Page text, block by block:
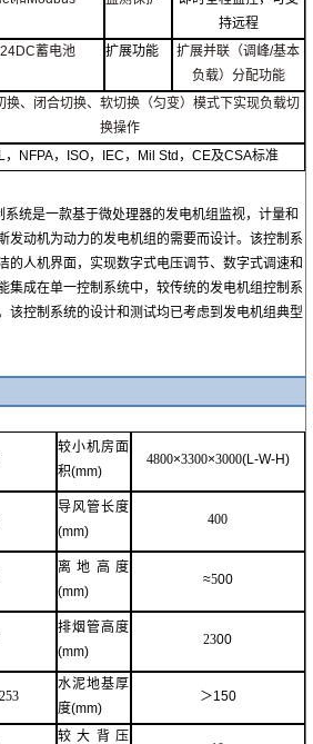
持远程
24DC蓄电池 扩展功能 扩展并联（调峰/基本
负载） 分配功能
换、 闭合切换、 软切换（匀变） 模式下实现负载切
换操作
， NFPA， ISO， IEC ， Mil Std ， CE及CSA标准
系统是一款基于微处理器的发电机组监视，计量和
发动机为动力的发电机组的需要而设计。该控制系
的人机界面，实现数字式电压调节、数字式调速和
集成在单一控制系统中，较传统的发电机组控制系
该控制系统的设计和测试均已考虑到发电机组典型
较小机房面
积(mm)
4800×3300×3000(L-W-H)
导风管长度
(mm)
400
离地高度
(mm)
≈500
排烟管高度
(mm)
2300
水泥地基厚
度(mm)
＞150
较大背压